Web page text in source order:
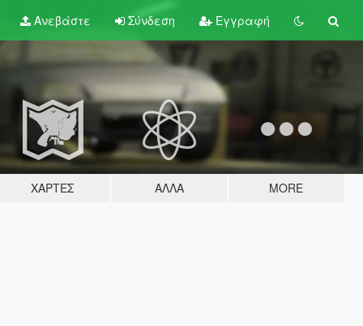
Ανεβάστε Σύνδεση Εγγραφή
ΧΆΡΤΕΣ ΆΛΛΑ MORE